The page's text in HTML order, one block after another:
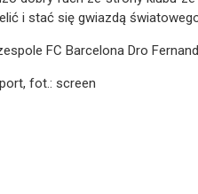
i stać się gwiazdą
FC Barcelona Dro
fot.: screen